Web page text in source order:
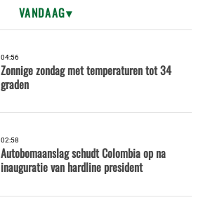
VANDAAG
04:56
Zonnige zondag met temperaturen tot 34
graden
02:58
Autobomaanslag schudt Colombia op na
inauguratie van hardline president